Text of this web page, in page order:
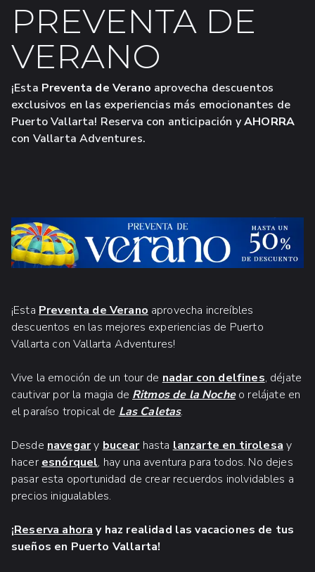
PREVENTA DE
VERANO
¡Esta Preventa de Verano aprovecha descuentos
exclusivos en las experiencias más emocionantes de
Puerto Vallarta! Reserva con anticipación yAHORRA
con Vallarta Adventures.
¡Esta Preventa de Verano aprovecha increíbles
descuentos en las mejores experiencias de Puerto
Vallarta con Vallarta Adventures!
Vive la emoción de un tour de nadar con delfines, déjate
cautivar por la magia de Ritmos de la Nocheo relájate en
el paraíso tropical de Las Caletas.
Desde navegary bucearhasta lanzarte en tirolesa y
hacer esnórquel, hay una aventura para todos. No dejes
pasar esta oportunidad de crear recuerdos inolvidables a
precios inigualables.
¡Reserva ahora y haz realidad las vacaciones de tus
sueños en Puerto Vallarta!